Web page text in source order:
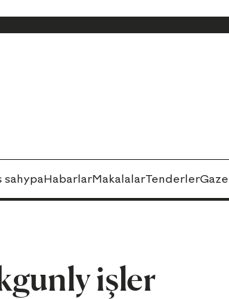
sahypaHabarlarMakalalarTenderler
işler